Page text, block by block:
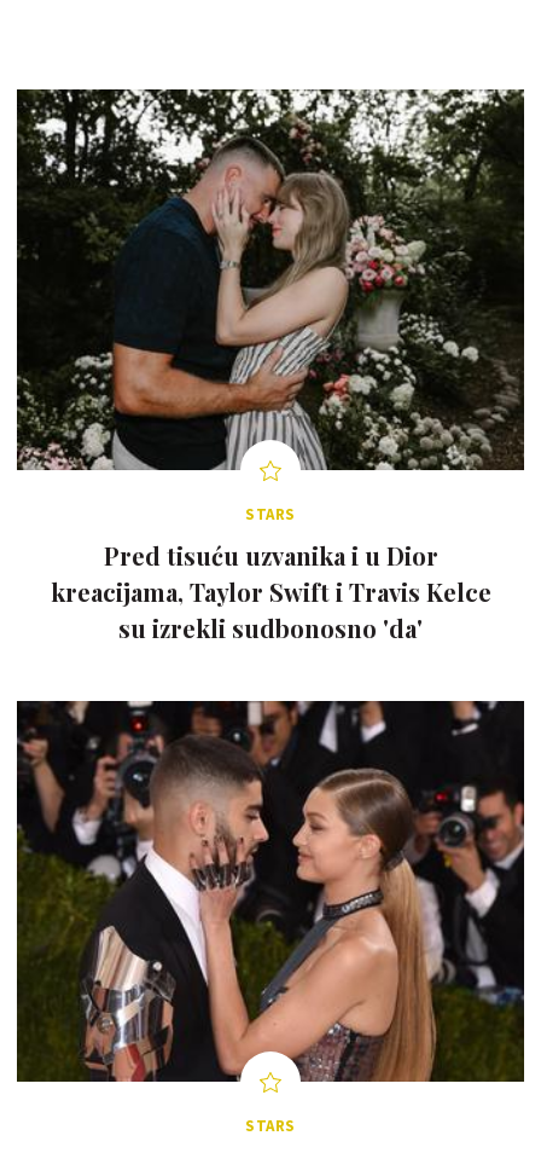
STARS
Pred tisuću uzvanika i u Dior
kreacijama, Taylor Swift i Travis Kelce
su izrekli sudbonosno 'da'
STARS